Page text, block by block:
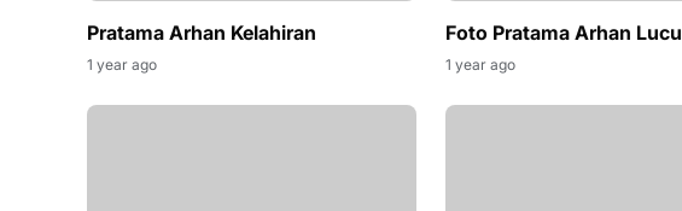
Pratama Arhan Kelahiran
1 year ago
Foto Pratama Arhan Lucu
1 year ago